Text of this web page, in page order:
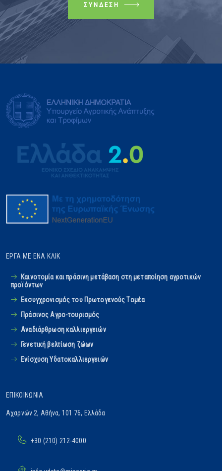
ΣΎΝΔΕΣΗ
ΈΡΓΑ ΜΕ ΈΝΑ ΚΛΙΚ
Καινοτομία και πράσινη μετάβαση στη μεταποίηση αγροτικών
προϊόντων
Εκσυγχρονισμός του Πρωτογενούς Tομέα
Πράσινος Αγρο-τουρισμός
Αναδιάρθρωση καλλιεργειών
Γενετική βελτίωση ζώων
Ενίσχυση Υδατοκαλλιεργειών
ΕΠΙΚΟΙΝΩΝΊΑ
Αχαρνών 2, Αθήνα, 101 76, Ελλάδα
+30 (210) 212-4000